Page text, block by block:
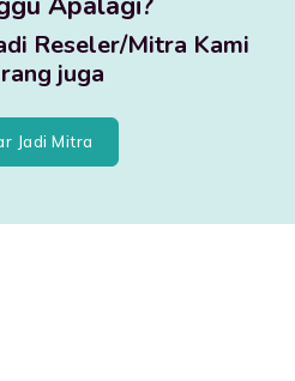
Reseler/Mitra Kami
juga
Jadi Mitra